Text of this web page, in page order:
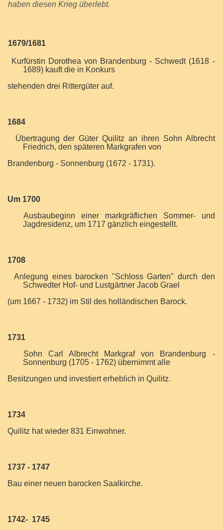
haben diesen Krieg überlebt.
1679/1681
Kurfürstin Dorothea von Brandenburg - Schwedt (1618 -
1689) kauft die in Konkurs
stehenden drei Rittergüter auf.
1684
Übertragung der Güter Quilitz an ihren Sohn Albrecht
Friedrich, den späteren Markgrafen von
Brandenburg - Sonnenburg (1672 - 1731).
Um 1700
Ausbaubeginn einer markgräflichen Sommer- und
Jagdresidenz, um 1717 gänzlich eingestellt.
1708
Anlegung eines barocken "Schloss Garten" durch den
Schwedter Hof- und Lustgärtner Jacob Grael
(um 1667 - 1732) im Stil des holländischen Barock.
1731
Sohn Carl Albrecht Markgraf von Brandenburg -
Sonnenburg (1705 - 1762) übernimmt alle
Besitzungen und investiert erheblich in Quilitz.
1734
Quilitz hat wieder 831 Einwohner.
1737 - 1747
Bau einer neuen barocken Saalkirche.
1742- 1745